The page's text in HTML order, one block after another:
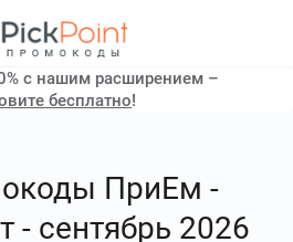
с нашим расширением –
бесплатно!
ПриЕм -
- сентябрь 2026